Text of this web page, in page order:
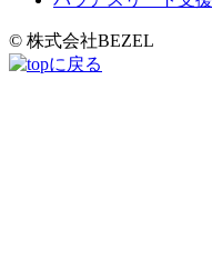
© 株式会社BEZEL